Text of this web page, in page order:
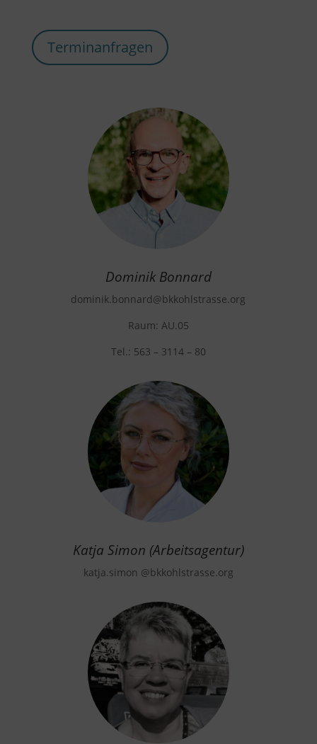
Terminanfragen
Dominik Bonnard
dominik.bonnard@bkkohlstrasse.org
Raum: AU.05
Tel.: 563 – 3114 – 80
Katja Simon (Arbeitsagentur)
katja.simon @bkkohlstrasse.org